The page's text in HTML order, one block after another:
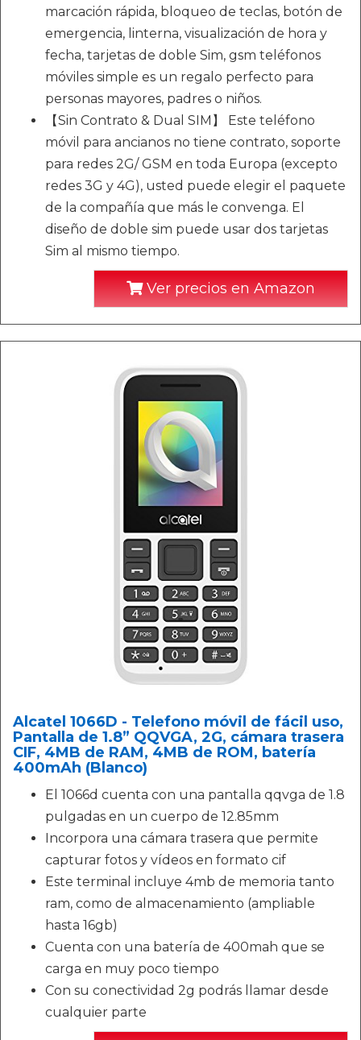
marcación rápida, bloqueo de teclas, botón de
emergencia, linterna, visualización de hora y
fecha, tarjetas de doble Sim, gsm teléfonos
móviles simple es un regalo perfecto para
personas mayores, padres o niños.
【Sin Contrato & Dual SIM】 Este teléfono
móvil para ancianos no tiene contrato, soporte
para redes 2G/ GSM en toda Europa (excepto
redes 3G y 4G), usted puede elegir el paquete
de la compañía que más le convenga. El
diseño de doble sim puede usar dos tarjetas
Sim al mismo tiempo.
Ver precios en Amazon
Alcatel 1066D - Telefono móvil de fácil uso,
Pantalla de 1.8” QQVGA, 2G, cámara trasera
CIF, 4MB de RAM, 4MB de ROM, batería
400mAh (Blanco)
El 1066d cuenta con una pantalla qqvga de 1.8
pulgadas en un cuerpo de 12.85mm
Incorpora una cámara trasera que permite
capturar fotos y vídeos en formato cif
Este terminal incluye 4mb de memoria tanto
ram, como de almacenamiento (ampliable
hasta 16gb)
Cuenta con una batería de 400mah que se
carga en muy poco tiempo
Con su conectividad 2g podrás llamar desde
cualquier parte